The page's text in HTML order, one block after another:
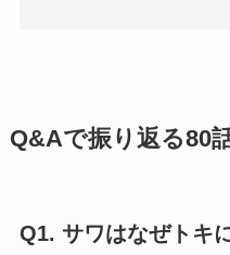
Q&Aで振り返る80
Q1. サワはなぜトキ